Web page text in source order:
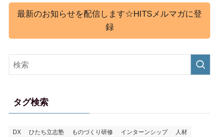
最新のお知らせを配信します☆HITSメルマガに登
録
タグ検索
DX ひたち立志塾 ものづくり研修 インターンシップ
人材